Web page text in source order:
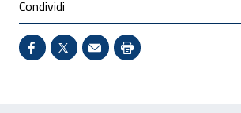
Condividi
Condividi su Facebook - Sito
X - Sito esterno - Apertura
Invio Mail: apre il
Stampa pagina: